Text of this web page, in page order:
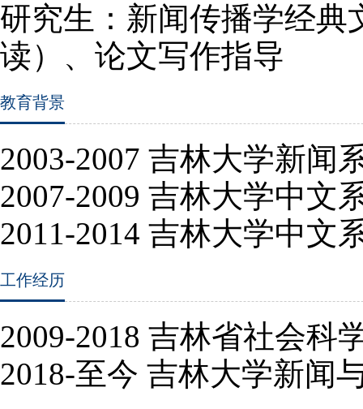
研究生：新闻传播学经典
读）、论文写作指导
教育背景
2003-2007 吉林大学新闻
2007-2009 吉林大学中文
2011-2014 吉林大学中文
工作经历
2009-2018 吉林省社会科
2018-至今 吉林大学新闻